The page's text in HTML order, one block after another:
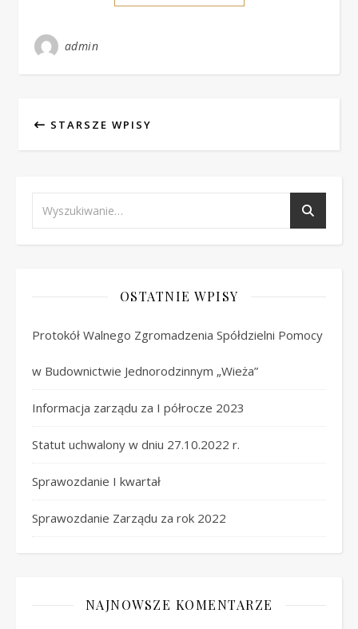
admin
STARSZE WPISY
OSTATNIE WPISY
Protokół Walnego Zgromadzenia Spółdzielni Pomocy
w Budownictwie Jednorodzinnym „Wieża”
Informacja zarządu za I półrocze 2023
Statut uchwalony w dniu 27.10.2022 r.
Sprawozdanie I kwartał
Sprawozdanie Zarządu za rok 2022
NAJNOWSZE KOMENTARZE